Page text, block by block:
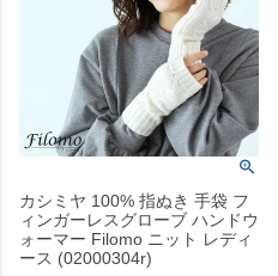
カシミヤ 100% 指ぬき 手袋 フ
ィンガーレスグローブ ハンドウ
ォーマー Filomo ニット レディ
ース (02000304r)